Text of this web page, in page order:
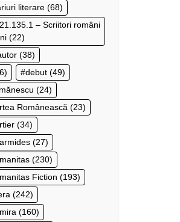
literare (68)
– Scriitori români
(22)
(38)
debut (49)
(24)
Românească (23)
(34)
(27)
(230)
Fiction (193)
(242)
(160)